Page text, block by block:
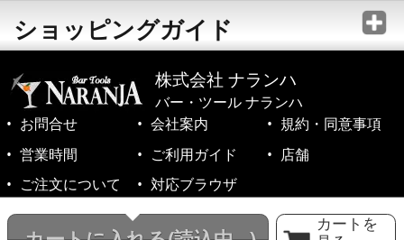
カートを
ショッピングガイド
株式会社 ナランハ
バー・ツール ナランハ
お問合せ
会社案内
規約・同意事項
営業時間
ご利用ガイド
店舗
ご注文について
対応ブラウザ
©1999-2026 NARANJA Inc. All Rights Reserved.